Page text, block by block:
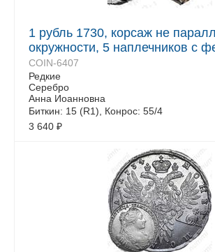
1 рубль 1730, корсаж не
окружности, 5 наплечников с
COIN-6407
Редкие
Серебро
Анна Иоанновна
Биткин: 15 (R1), Конрос: 55/4
3 640 ₽